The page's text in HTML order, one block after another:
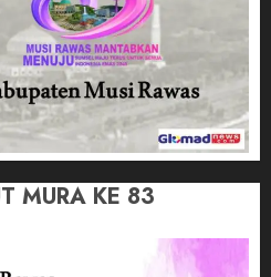
MURA KE 83